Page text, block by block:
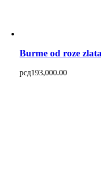
Burme od roze
рсд193,000.00